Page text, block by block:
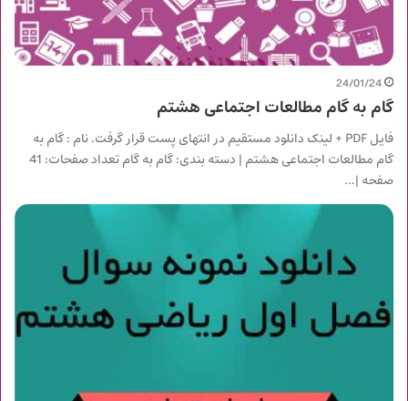
24/01/24
گام به گام مطالعات اجتماعی هشتم
فایل PDF + لینک دانلود مستقیم در انتهای پست قرار گرفت. نام : گام به
گام مطالعات اجتماعی هشتم | دسته بندی: گام به گام تعداد صفحات: 41
صفحه |…